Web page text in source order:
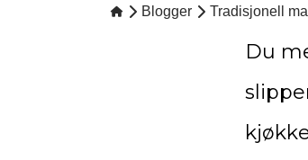
Blogger Tradisjonell
Du